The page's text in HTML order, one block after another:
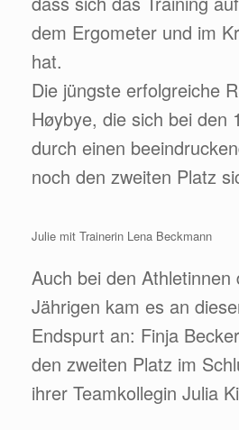
dem Ergometer und im
hat.
Die jüngste erfolgreiche
Høybye, die sich bei den
durch einen
noch den zweiten Platz
Julie mit Trainerin Lena Beckmann
Auch bei den Athletinnen
Jährigen kam es an
Endspurt an: Finja
den zweiten Platz im
ihrer Teamkollegin Julia